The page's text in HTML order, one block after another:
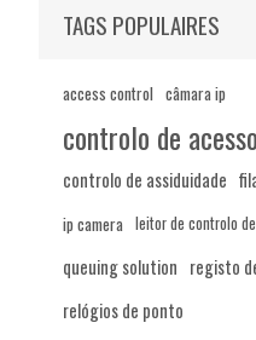
TAGS POPULAIRES
access control câmara ip
controlo de
controlo de assiduidade
ip camera leitor de controlo
queuing solution registo
relógios de ponto